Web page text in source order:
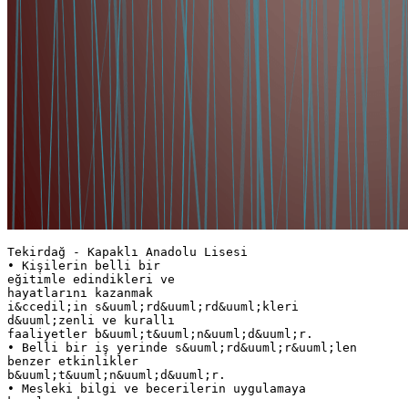
Tekirdağ - Kapaklı Anadolu Lisesi
• Kişilerin belli bir
eğitimle edindikleri ve
hayatlarını kazanmak
i&ccedil;in s&uuml;rd&uuml;rd&uuml;kleri
d&uuml;zenli ve kurallı
faaliyetler b&uuml;t&uuml;n&uuml;d&uuml;r.
• Belli bir iş yerinde s&uuml;rd&uuml;r&uuml;len
benzer etkinlikler
b&uuml;t&uuml;n&uuml;d&uuml;r.
• Mesleki bilgi ve becerilerin uygulamaya